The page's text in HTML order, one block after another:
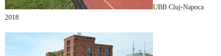
UBB Cluj-Napoca
2018